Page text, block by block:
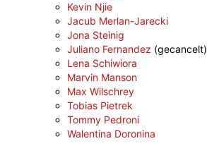
Kevin Njie
Jacub Merlan-Jarecki
Jona Steinig
Juliano Fernandez (gecancelt)
Lena Schiwiora
Marvin Manson
Max Wilschrey
Tobias Pietrek
Tommy Pedroni
Walentina Doronina